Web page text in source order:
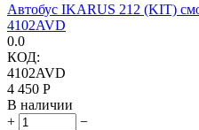
Автобус IKARUS 212 (KIT)
4102AVD
0.0
КОД:
4102AVD
4 450 Р
В наличии
+
−